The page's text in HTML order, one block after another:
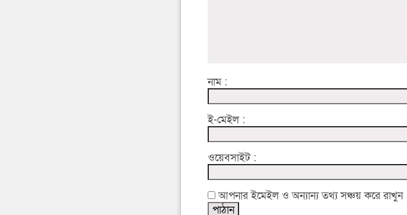
নাম :
ই-মেইল :
ওয়েবসাইট :
আপনার ইমেইল ও অন্যান্য তথ্য সঞ্চয় করে রাখুন